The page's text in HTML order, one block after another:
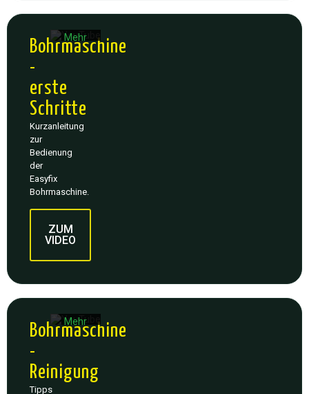
Bohrmaschine
-
erste
Schritte
Kurzanleitung
zur
Bedienung
der
Easyfix
Bohrmaschine.
ZUM
VIDEO
Datenschutzerklärung
von
Mehr
erfahren
YouTube
immer
Bohrmaschine
-
Reinigung
Tipps
Mit
Laden
des
Datenschutzerklärung
von
Mehr
erfahren
laden